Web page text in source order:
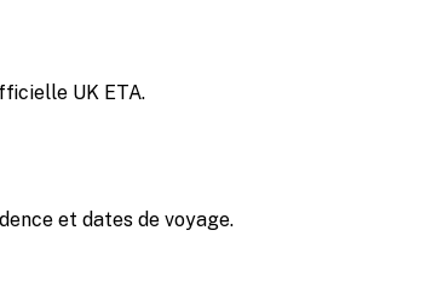
UK ETA.
et dates de voyage.